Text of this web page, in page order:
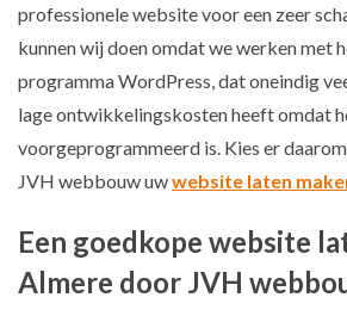
professionele website voor een zeer
kunnen wij doen omdat we werken met
programma WordPress, dat oneindig
lage ontwikkelingskosten heeft omdat
voorgeprogrammeerd is. Kies er
JVH webbouw uwwebsite laten
Een goedkope website
Almere door JVH